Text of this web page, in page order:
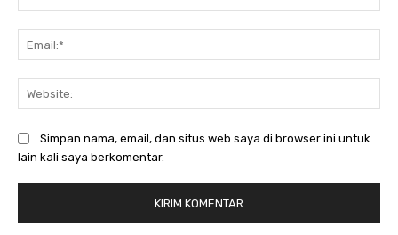
Simpan nama, email, dan situs web saya di browser ini untuk
lain kali saya berkomentar.